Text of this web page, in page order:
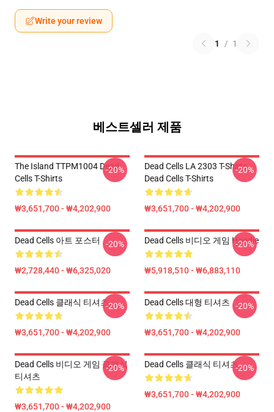
Write your review
1 / 1
베스트셀러 제품
The Island TTPM1004 Dead
Cells T-Shirts
₩3,651,700 - ₩4,202,900
-20%
Dead Cells LA 2303 T-Shirts
Dead Cells T-Shirts
₩3,651,700 - ₩4,202,900
-20%
Dead Cells 아트 포스터
₩2,728,440 - ₩6,325,020
-20% Dead Cells 비디오 게임 Hoodie
₩5,918,510 - ₩6,883,110
-20%
Dead Cells 클래식 티셔츠
₩3,651,700 - ₩4,202,900
-20% Dead Cells 대형 티셔츠
₩3,651,700 - ₩4,202,900
-20%
Dead Cells 비디오 게임 클래식
티셔츠
₩3,651,700 - ₩4,202,900
-20% Dead Cells 클래식 티셔츠
₩3,651,700 - ₩4,202,900
-20%